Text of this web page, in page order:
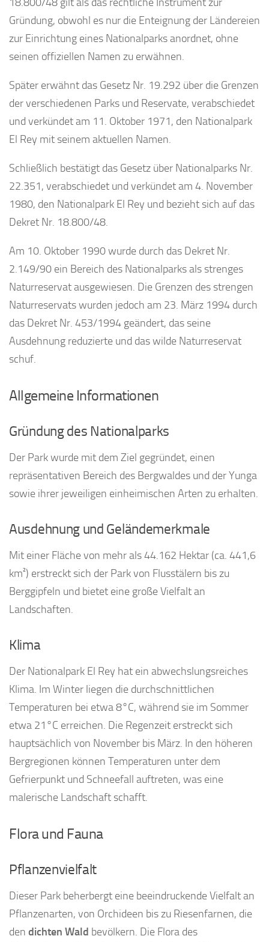
Gründung, obwohl es nur die Enteignung der Ländereien
zur Einrichtung eines Nationalparks anordnet, ohne
seinen offiziellen Namen zu erwähnen.
Später erwähnt das Gesetz Nr. 19.292 über die Grenzen
der verschiedenen Parks und Reservate, verabschiedet
und verkündet am 11. Oktober 1971, den Nationalpark
El Rey mit seinem aktuellen Namen.
Schließlich bestätigt das Gesetz über Nationalparks Nr.
22.351, verabschiedet und verkündet am 4. November
1980, den Nationalpark El Rey und bezieht sich auf das
Dekret Nr. 18.800/48.
Am 10. Oktober 1990 wurde durch das Dekret Nr.
2.149/90 ein Bereich des Nationalparks als strenges
Naturreservat ausgewiesen. Die Grenzen des strengen
Naturreservats wurden jedoch am 23. März 1994 durch
das Dekret Nr. 453/1994 geändert, das seine
Ausdehnung reduzierte und das wilde Naturreservat
schuf.
Allgemeine Informationen
Gründung des Nationalparks
Der Park wurde mit dem Ziel gegründet, einen
repräsentativen Bereich des Bergwaldes und der Yunga
sowie ihrer jeweiligen einheimischen Arten zu erhalten.
Ausdehnung und Geländemerkmale
Mit einer Fläche von mehr als 44.162 Hektar (ca. 441,6
km²) erstreckt sich der Park von Flusstälern bis zu
Berggipfeln und bietet eine große Vielfalt an
Landschaften.
Klima
Der Nationalpark El Rey hat ein abwechslungsreiches
Klima. Im Winter liegen die durchschnittlichen
Temperaturen bei etwa 8°C, während sie im Sommer
etwa 21°C erreichen. Die Regenzeit erstreckt sich
hauptsächlich von November bis März. In den höheren
Bergregionen können Temperaturen unter dem
Gefrierpunkt und Schneefall auftreten, was eine
malerische Landschaft schafft.
Flora und Fauna
Pflanzenvielfalt
Dieser Park beherbergt eine beeindruckende Vielfalt an
Pflanzenarten, von Orchideen bis zu Riesenfarnen, die
den dichten Wald bevölkern. Die Flora des